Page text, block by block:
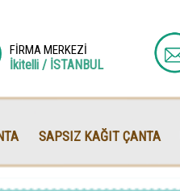
FİRMA MERKEZİ
İkitelli / İSTANBUL
SAPSIZ KAĞIT ÇANTA